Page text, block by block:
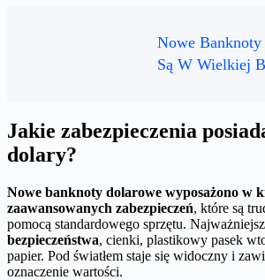
Nowe
Są W Wielkiej
Jakie zabezpieczenia
dolary?
Nowe banknoty dolarowe wyposażono w
zaawansowanych zabezpieczeń, które są
pomocą standardowego sprzętu.
bezpieczeństwa, cienki, plastikowy pasek
papier. Pod światłem staje się widoczny i
oznaczenie wartości.